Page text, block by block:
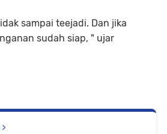
sampai teejadi. Dan jika
sudah siap, " ujar